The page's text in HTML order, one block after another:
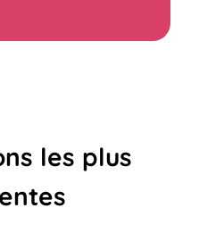
les plus